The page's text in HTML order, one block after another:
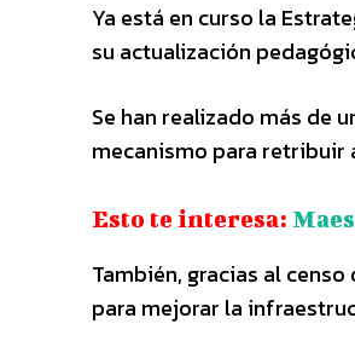
Ya está en curso la
su actualización
Se han realizado más de
mecanismo para retribuir
Esto te interesa:
También, gracias al
para mejorar la